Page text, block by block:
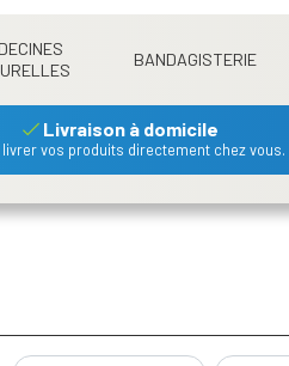
BANDAGISTERIE
Livraison à domicile
livrer vos produits directement chez vous.